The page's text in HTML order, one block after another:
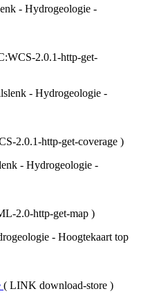
- Hydrogeologie -
2.0.1-http-get-
- Hydrogeologie -
2.0.1-http-get-coverage )
- Hydrogeologie -
2.0-http-get-map )
- Hoogtekaart top
( LINK download-store )